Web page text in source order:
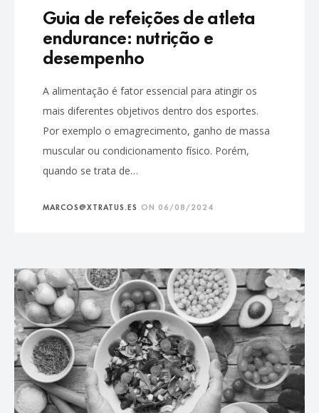
Guia de refeições de atleta
endurance: nutrição e
desempenho
A alimentação é fator essencial para atingir os
mais diferentes objetivos dentro dos esportes.
Por exemplo o emagrecimento, ganho de massa
muscular ou condicionamento físico. Porém,
quando se trata de…
MARCOS@XTRATUS.ES ON 06/08/2024